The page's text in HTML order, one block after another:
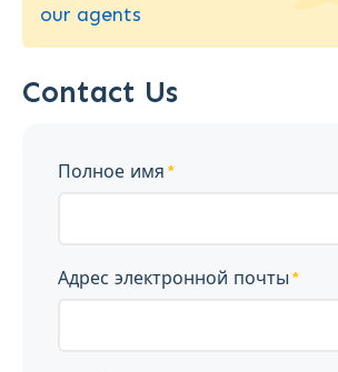
our agents
Contact Us
Полное имя
Адрес электронной почты